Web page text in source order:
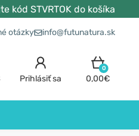
kód STVRTOKdo košíka
otázky info@futunatura.sk
Prihlásiť sa
0
0,00€